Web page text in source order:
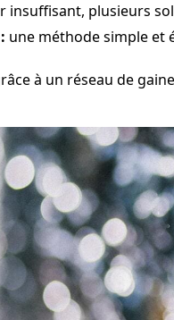
insuffisant, plusieurs
une méthode simple et
à un réseau de